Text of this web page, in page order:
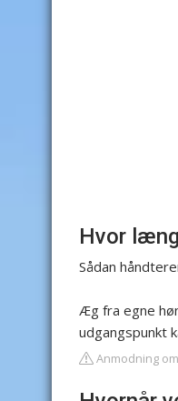
Hvor
Sådan
Æg fra egne
udgangspunkt
Anmodning